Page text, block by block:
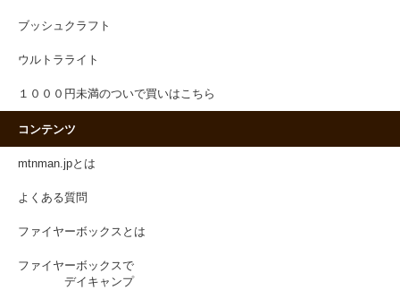
ブッシュクラフト
ウルトラライト
１０００円未満のついで買いはこちら
コンテンツ
mtnman.jpとは
よくある質問
ファイヤーボックスとは
ファイヤーボックスで
デイキャンプ